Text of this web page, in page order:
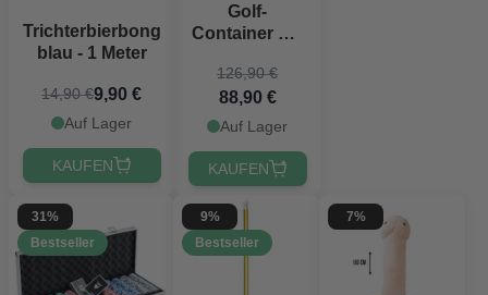
Trichterbierbong
blau - 1 Meter
14,90 €9,90 €
Auf Lager
KAUFEN
Golf-
Container mit
6-Loch-
Golfplatz-Set
126,90 €
88,90 €
Auf Lager
KAUFEN
31%
Bestseller
9%
Bestseller
7%